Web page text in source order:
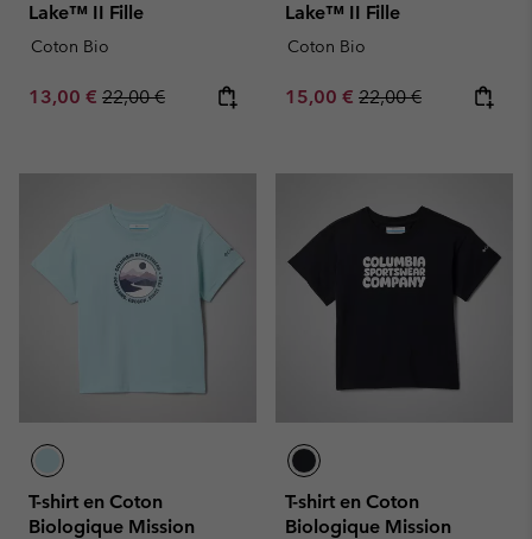
Lake™ II Fille
Coton Bio
Sale price:
13,00 € Regular price:
22,00 €
Lake™ II Fille
Coton Bio
Sale price:
15,00 € Regular price:
22,00 €
T-shirt en Coton
Biologique Mission
T-shirt en Coton
Biologique Mission